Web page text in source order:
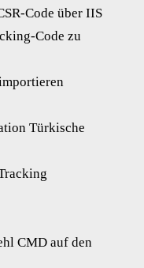
Code über IIS
Code zu
Türkische
CMD auf den